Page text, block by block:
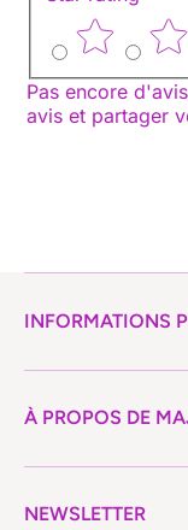
Pas encore
avis et partager
INFORMATIONS
À PROPOS DE
NEWSLETTER